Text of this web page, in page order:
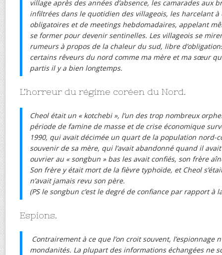
village après des années d’absence, les camarades aux
infiltrées dans le quotidien des villageois, les harcelant
obligatoires et de meetings hebdomadaires, appelant
se former pour devenir sentinelles. Les villageois se
rumeurs à propos de la chaleur du sud, libre
certains rêveurs du nord comme ma mère et ma sœur
partis il y a bien longtemps.
L’horreur du régime coréen du Nord.
Cheol était un « kotchebi », l’un des trop nombreux
période de famine de masse et de crise économique
1990, qui avait décimée un quart de la population nord-
souvenir de sa mère, qui l’avait abandonné quand il
ouvrier au « songbun » bas les avait confiés, son frère
Son frère y était mort de la fièvre typhoïde, et Cheol
n’avait jamais revu son père.
(PS le songbun c’est le degré de confiance par rapport à
Espions.
Contrairement à ce que l’on croit souvent, l’espionnage
mondanités. La plupart des informations échangées ne